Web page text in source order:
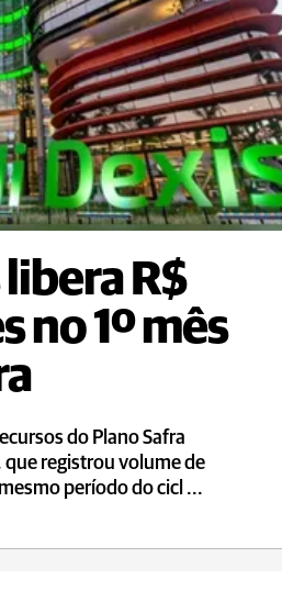
R$
no 1º mês
do Plano Safra
registrou volume de
período do cicl ...